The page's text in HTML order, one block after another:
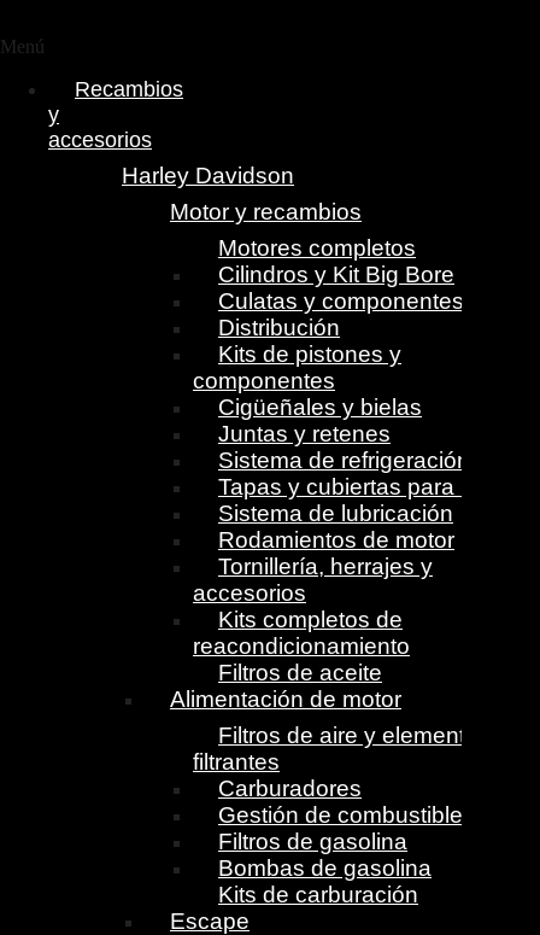
Menú
Recambios
y
accesorios
Harley Davidson
Motor y recambios
Motores completos
Cilindros y Kit Big Bore
Culatas y componentes
Distribución
Kits de pistones y
componentes
Cigüeñales y bielas
Juntas y retenes
Sistema de refrigeración
Tapas y cubiertas para motor
Sistema de lubricación
Rodamientos de motor
Tornillería, herrajes y
accesorios
Kits completos de
reacondicionamiento
Filtros de aceite
Alimentación de motor
Filtros de aire y elementos
filtrantes
Carburadores
Gestión de combustible
Filtros de gasolina
Bombas de gasolina
Kits de carburación
Escape